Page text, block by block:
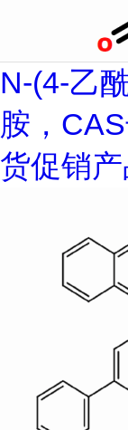
N-(4-乙
胺，
货促销